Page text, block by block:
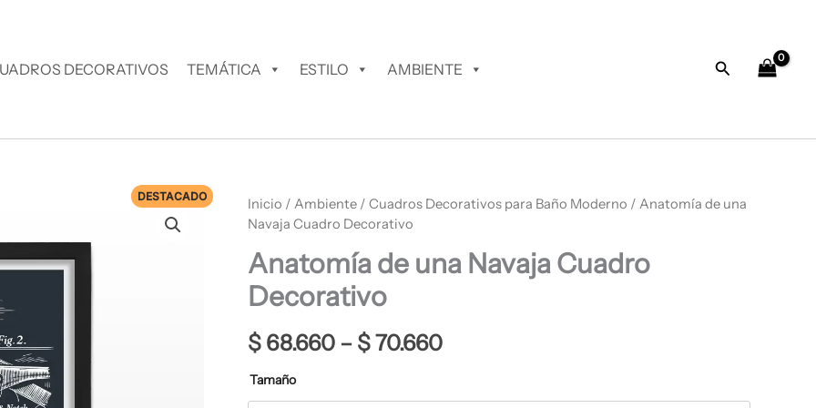
DECORATIVOS TEMÁTICA ESTILO AMBIENTE Buscar
DESTACADO Inicio / Ambiente / Cuadros Decorativos para Baño Moderno / Anatomía de una
Navaja Cuadro Decorativo
Anatomía de una Navaja Cuadro
Decorativo
$ 68.660 – $70.660
Rango
precios:
$ 68.660
Tamaño
Anatomía
de
Navaja
Cuadro
Decorativo
cantidad